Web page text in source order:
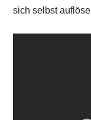
sich selbst